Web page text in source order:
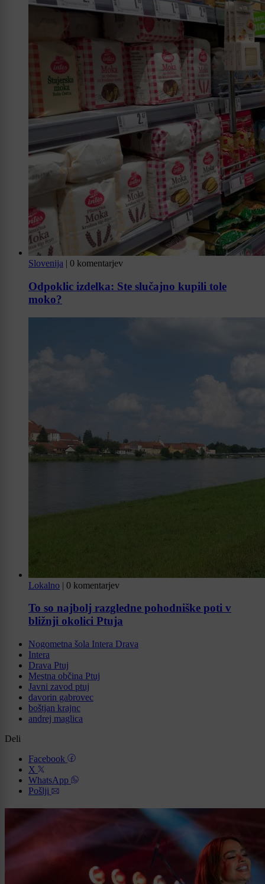
Slovenija | 0 komentarjev
Odpoklic izdelka: Ste slučajno kupili tole
moko?
Lokalno | 0 komentarjev
To so najbolj razgledne pohodniške poti v
bližnji okolici Ptuja
Nogometna šola Intera Drava
Intera
Drava Ptuj
Mestna občina Ptuj
Javni zavod ptuj
davorin gabrovec
boštjan krajnc
andrej maglica
Deli
Facebook
X
WhatsApp
Pošlji